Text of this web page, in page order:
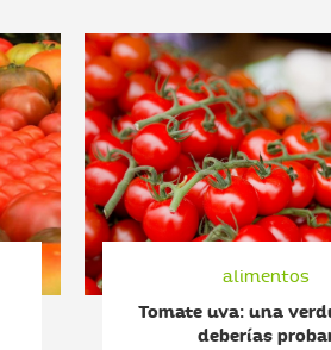
alimentos
Tomate uva: una
deberías